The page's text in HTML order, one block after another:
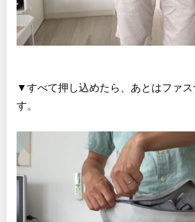
▼すべて押し込めたら、あとはファ
す。